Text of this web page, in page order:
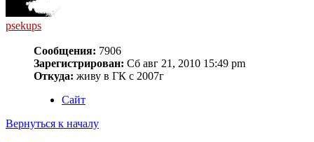
psekups
Сообщения: 7906
Зарегистрирован: Сб авг 21, 2010 15:49 pm
Откуда: живу в ГК с 2007г
Сайт
Вернуться к началу